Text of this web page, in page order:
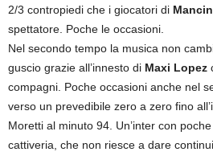
2/3 contropiedi che i giocatori di
spettatore. Poche le occasioni.
Nel secondo tempo la musica non
guscio grazie all’innesto di Maxi Lopez
compagni. Poche occasioni anche nel
verso un prevedibile zero a zero fino
Moretti al minuto 94. Un’inter con
cattiveria, che non riesce a dare